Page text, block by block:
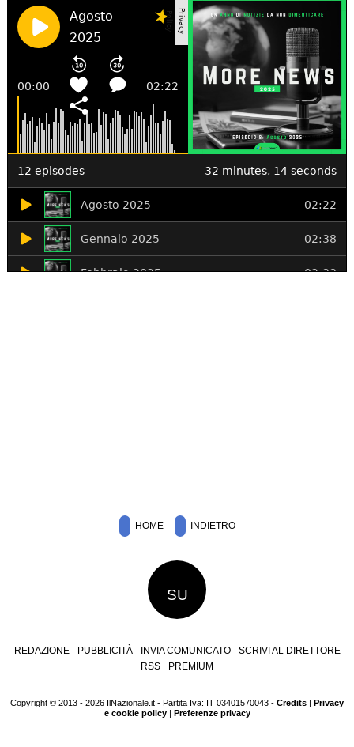
HOME INDIETRO
SU
REDAZIONE PUBBLICITÀ INVIA COMUNICATO
SCRIVI AL DIRETTORE
RSS
PREMIUM
Copyright © 2013 - 2026 IlNazionale.it - Partita Iva: IT 03401570043 - Credits | Privacy
e cookie policy| Preferenze privacy